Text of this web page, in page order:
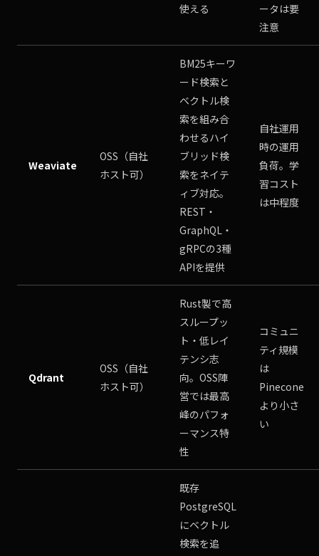
使える
ータは要
注意
Weaviate
OSS（自社
ホスト可）
BM25キーワ
ード検索と
ベクトル検
索を組み合
わせるハイ
ブリッド検
索をネイテ
ィブ対応。
REST・
GraphQL・
gRPCの3種
APIを提供
自社運用
時の運用
負荷。学
習コスト
は中程度
Qdrant
OSS（自社
ホスト可）
Rust製で高
スループッ
ト・低レイ
テンシ志
向。OSS陣
営では最高
峰のパフォ
ーマンス特
性
コミュニ
ティ規模
は
Pinecone
より小さ
い
既存
PostgreSQL
にベクトル
検索を追